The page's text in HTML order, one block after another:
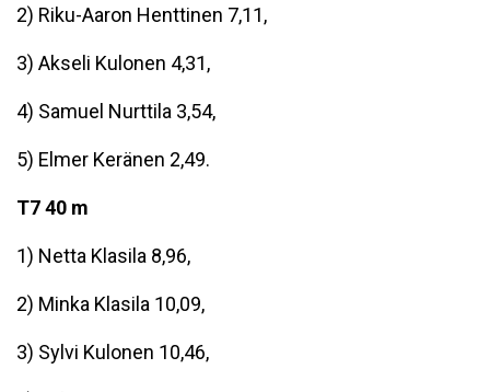
2) Riku-Aaron Henttinen 7,11,
3) Akseli Kulonen 4,31,
4) Samuel Nurttila 3,54,
5) Elmer Keränen 2,49.
T7 40 m
1) Netta Klasila 8,96,
2) Minka Klasila 10,09,
3) Sylvi Kulonen 10,46,